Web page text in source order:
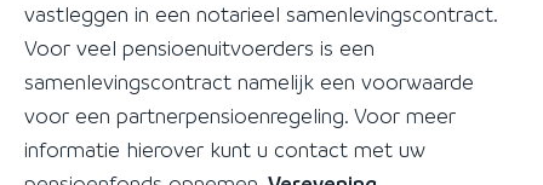
vastleggen in een notarieel samenlevingscontract.
Voor veel pensioenuitvoerders is een
samenlevingscontract namelijk een voorwaarde
voor een partnerpensioenregeling. Voor meer
informatie hierover kunt u contact met uw